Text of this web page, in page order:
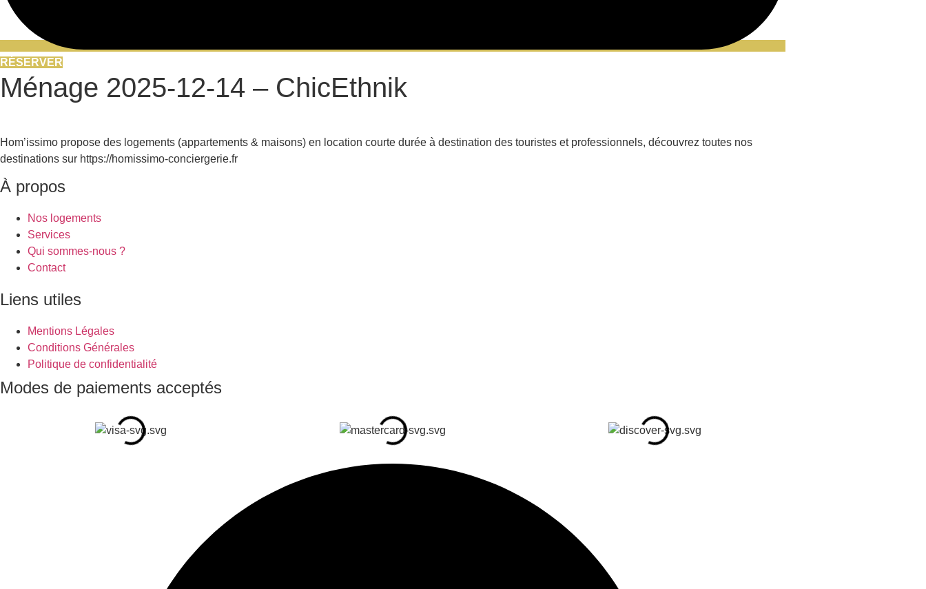
RÉSERVER
Ménage 2025-12-14 – ChicEthnik
Hom’issimo propose des logements (appartements & maisons) en location courte durée à destination des touristes et professionnels, découvrez toutes nos
destinations sur https://homissimo-conciergerie.fr
À propos
Nos logements
Services
Qui sommes-nous ?
Contact
Liens utiles
Mentions Légales
Conditions Générales
Politique de confidentialité
Modes de paiements acceptés